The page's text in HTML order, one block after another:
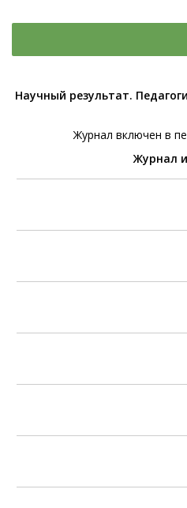
Научный результат.
Журнал включен в
Журнал